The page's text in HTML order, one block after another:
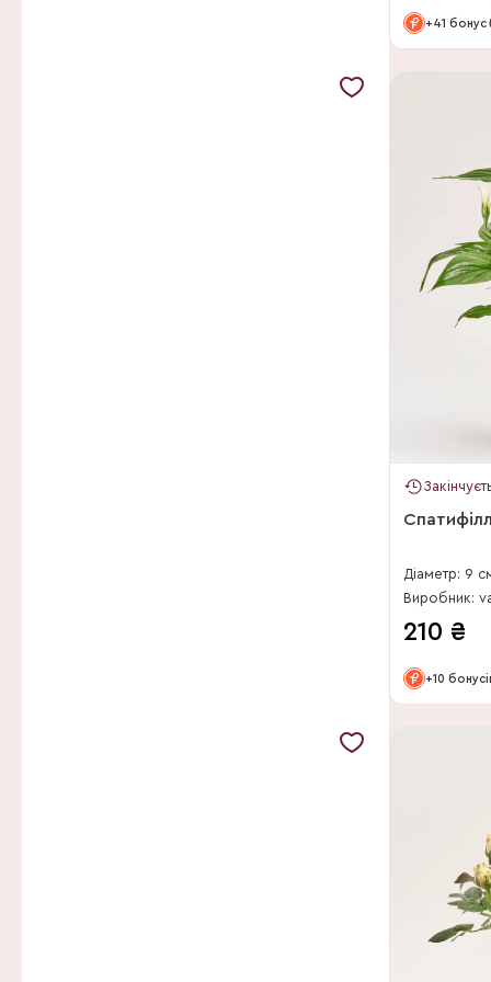
+41 бонус
Діаметр: 9
Виробник:
210 ₴
+10